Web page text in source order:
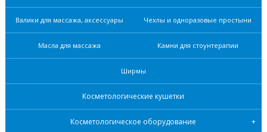
Валики для массажа, аксессуары Чехлы и одноразовые простыни
Масла для массажа Камни для стоунтерапии
Ширмы
Косметологические кушетки
Косметологическое оборудование